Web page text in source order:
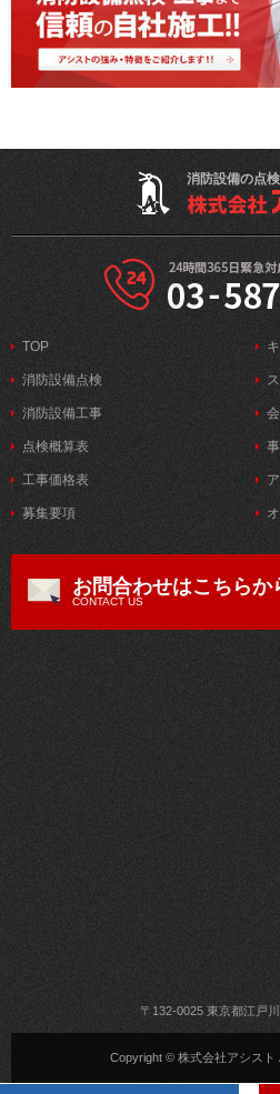
消防設備の点
TOP
消防設備点検
消防設備工事
点検概算表
工事価格表
募集要項
お問合わせはこちらか
CONTACT US
〒132-0025 東京都江戸
Copyright © 株式会社アシスト